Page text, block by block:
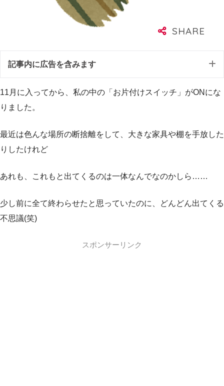
記事内に広告を含みます
11月に入ってから、私の中の「お片付けスイッチ」がONにな
りました。
最近は色んな場所の断捨離をして、大きな家具や棚を手放した
りしたけれど
あれも、これもと出てくるのは一体なんでなのかしら……
少し前に全て終わらせたと思っていたのに、どんどん出てくる
不思議(笑)
スポンサーリンク